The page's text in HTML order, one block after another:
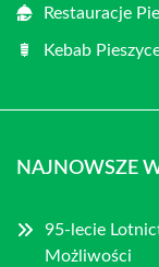
Restauracje
Kebab
NAJNOWSZE
95-lecie
Możliwości